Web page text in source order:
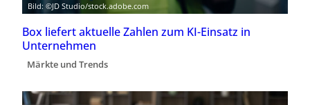
Bild: ©JD Studio/stock.adobe.com
Box liefert aktuelle Zahlen zum KI-Einsatz in
Unternehmen
Märkte und Trends